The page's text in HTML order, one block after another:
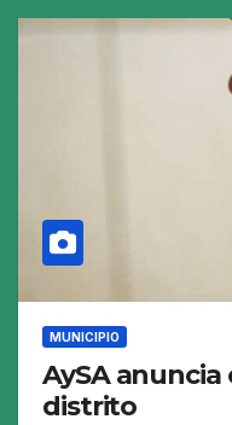
MUNICIPIO
AySA
distrito